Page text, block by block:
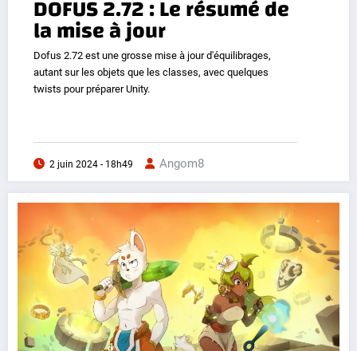
DOFUS 2.72 : Le résumé de
la mise à jour
Dofus 2.72 est une grosse mise à jour d'équilibrages,
autant sur les objets que les classes, avec quelques
twists pour préparer Unity.
2 juin 2024 - 18h49 Angom8